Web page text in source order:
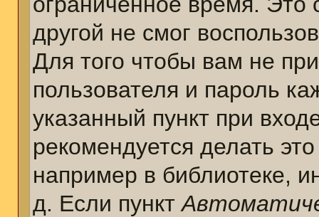
другой не смог
Для того чтобы вам не
пользователя и пароль
указанный пункт при
рекомендуется делать
например в библиотеке,
д. Если пункт